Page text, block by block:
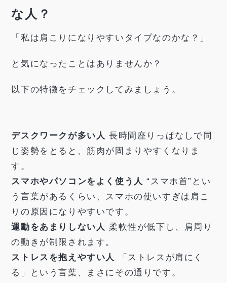
な人？
「私は肩こりになりやすいタイプなのかな？」
と気になったことはありませんか？
以下の特徴をチェックしてみましょう。
デスクワークが多い人 長時間座りっぱなしで同
じ姿勢をとると、筋肉が固まりやすくなりま
す。
スマホやパソコンをよく使う人 “スマホ首”とい
う言葉があるくらい、スマホの使いすぎは肩こ
りの原因になりやすいです。
運動をあまりしない人 柔軟性が低下し、肩周り
の動きが制限されます。
ストレスを抱えやすい人
「ストレスが肩にく
る」という言葉、まさにその通りです。